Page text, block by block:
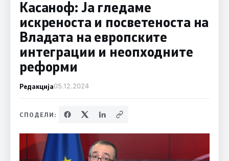
Касаноф: Ја гледаме
искреноста и посветеноста на
Владата на европските
интеграции и неопходните
реформи
Редакција05.12.2024
СПОДЕЛИ: